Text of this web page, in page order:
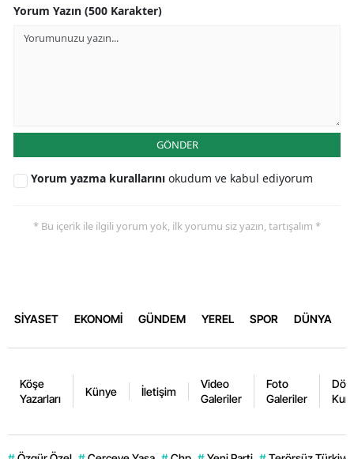
Yorum Yazın (500 Karakter)
GÖNDER
Yorum yazma kurallarını okudum ve kabul ediyorum
* Bu içerik ile ilgili yorum yok, ilk yorumu siz yazın, tartışalım *
SİYASET EKONOMİ GÜNDEM YEREL SPOR DÜNYA
Köşe
Yazarları
Künye İletişim
Video
Galeriler
Foto
Galeriler